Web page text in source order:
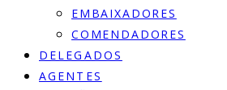
EMBAIXADORES
COMENDADORES
DELEGADOS
AGENTES